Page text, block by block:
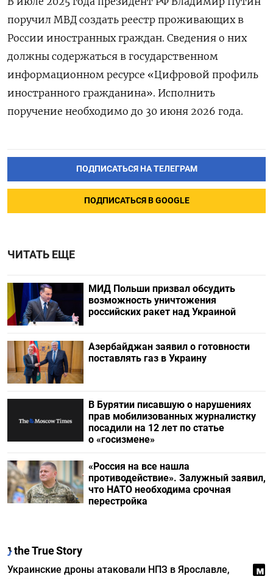
поручил МВД создать реестр проживающих в
России иностранных граждан. Сведения о них
должны содержаться в государственном
информационном ресурсе «Цифровой профиль
иностранного гражданина». Исполнить
поручение необходимо до 30 июня 2026 года.
ПОДПИСАТЬСЯ НА ТЕЛЕГРАМ
ПОДПИСАТЬСЯ В GOOGLE
ЧИТАТЬ ЕЩЕ
МИД Польши призвал обсудить
возможность уничтожения
российских ракет над Украиной
Азербайджан заявил о готовности
поставлять газ в Украину
В Бурятии писавшую о нарушениях
прав мобилизованных журналистку
посадили на 12 лет по статье
о «госизмене»
«Россия на все нашла
противодействие». Залужный заявил,
что НАТО необходима срочная
перестройка